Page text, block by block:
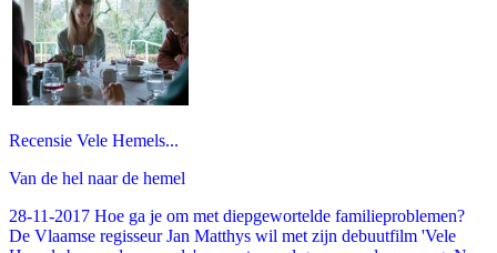
Recensie Vele Hemels...
Van de hel naar de hemel
28-11-2017 Hoe ga je om met diepgewortelde familieproblemen?
De Vlaamse regisseur Jan Matthys wil met zijn debuutfilm 'Vele